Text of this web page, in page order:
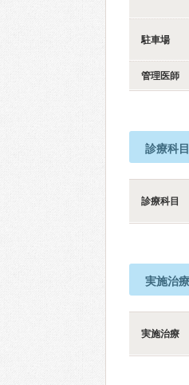
駐車場
管理医師
診療科
診療科目
実施治療
実施治療